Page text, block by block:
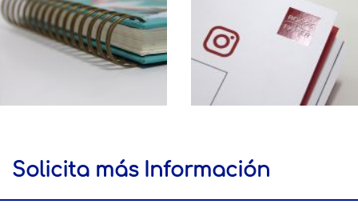
Solicita más Información